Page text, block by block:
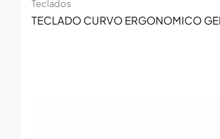
Teclados
TECLADO CURVO ERGONOMICO